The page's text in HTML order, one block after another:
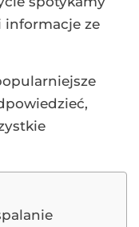
informacje ze